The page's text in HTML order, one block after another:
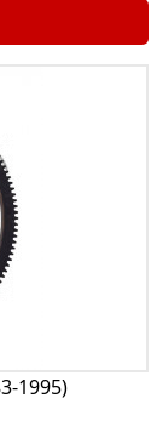
1995)